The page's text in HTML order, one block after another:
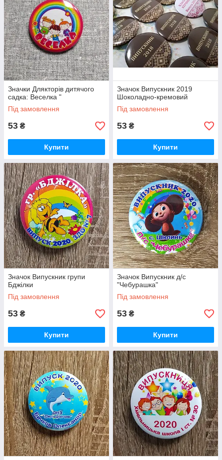
Значки Длякторів дитячого
садка: Веселка "
Під замовлення
53 ₴
Купити
Значок Випускник 2019
Шоколадно-кремовий
Під замовлення
53 ₴
Купити
Значок Випускник групи
Бджілки
Під замовлення
53 ₴
Купити
Значок Випускник д/с
"Чебурашка"
Під замовлення
53 ₴
Купити